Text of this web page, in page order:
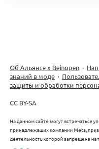
Об Альянсе х Beinopen ·
знаний в моде ·
защиты и обработки
CC BY-SA
На данном сайте могут встречаться
принадлежащих компании Meta,
деятельность которой запрещена на